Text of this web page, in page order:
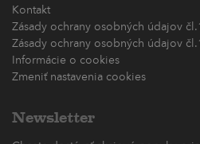
Kontakt
Zásady ochrany osobných údajov
Zásady ochrany osobných údajov
Informácie o cookies
Zmeniť nastavenia cookies
Newsletter